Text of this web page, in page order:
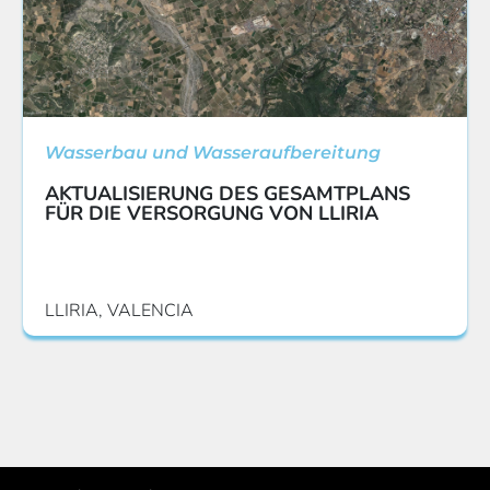
Wasserbau und Wasseraufbereitung
AKTUALISIERUNG DES GESAMTPLANS
FÜR DIE VERSORGUNG VON LLIRIA
LLIRIA, VALENCIA